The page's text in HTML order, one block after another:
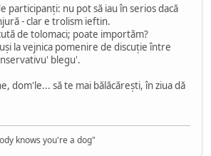
participanți: nu pot să iau în serios dacă
- clar e trolism ieftin.
de tolomaci; poate importăm?
la vejnica pomenire de discuție între
blegu'.
dom'le... să te mai bălăcărești, în ziua dă
knows you're a dog"